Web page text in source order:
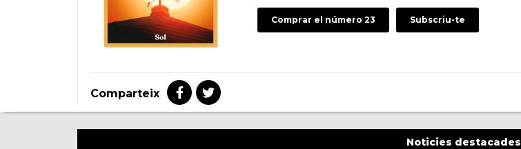
Comprar el número 23 Subscriu-te
Comparteix
Noticies destacades